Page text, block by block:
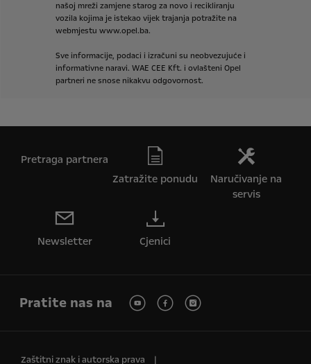
našoj mreži zamjene starog za novo i recikliranju
vozila kojima je istekao vijek trajanja potražite na
webmjestu www.opel.ba.
Sve informacije, podaci i izračuni su neobvezujuće i
informativne naravi. WAE CEE Kft. i ovlašteni Opel
partneri ne snose nikakvu odgovornost.
Pretraga partnera
Zatražite ponudu
Naručivanje na
servis
Newsletter Cjenici
Pratite nas na
Zaštitni znak i autorska prava